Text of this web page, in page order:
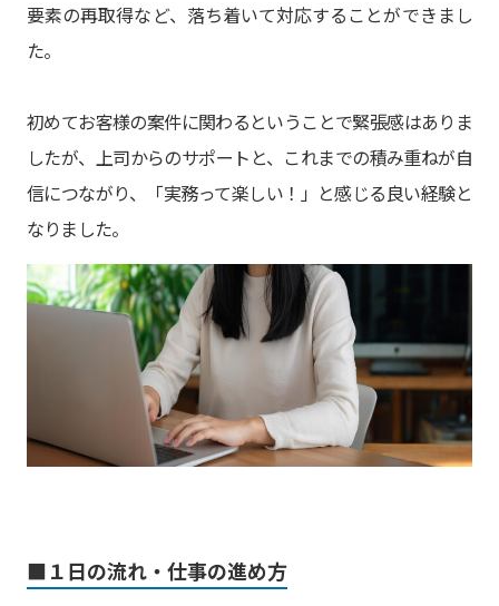
要素の再取得など、落ち着いて対応することができまし
た。
初めてお客様の案件に関わるということで緊張感はありま
したが、上司からのサポートと、これまでの積み重ねが自
信につながり、「実務って楽しい！」と感じる良い経験と
なりました。
■１日の流れ・仕事の進め方